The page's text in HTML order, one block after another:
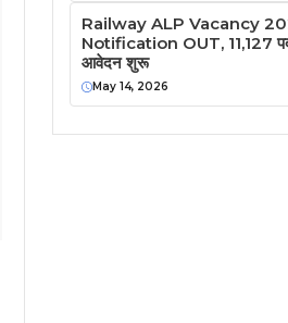
Railway ALP Vacancy
Notification OUT, 11,127
आवेदन शुरू
May 14, 2026